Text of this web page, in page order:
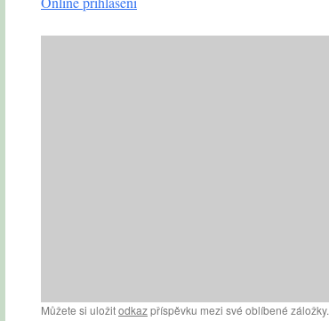
Můžete si uložitodkazpříspěvku mezi své oblíbené záložky.